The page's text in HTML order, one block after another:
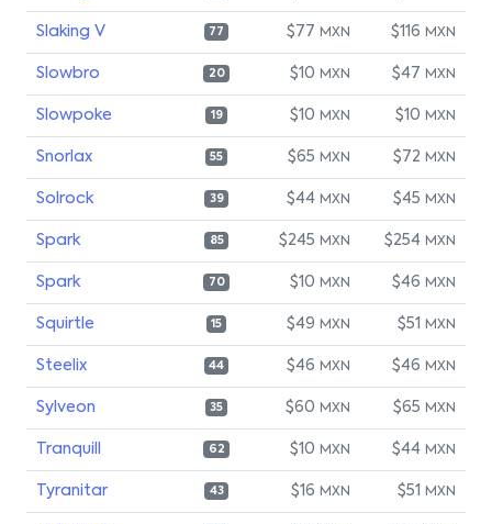
Slaking V 77 $77 MXN $116 MXN
Slowbro 20 $10 MXN $47 MXN
Slowpoke 19 $10 MXN $10 MXN
Snorlax 55 $65 MXN $72 MXN
Solrock 39 $44 MXN $45 MXN
Spark 85 $245 MXN $254 MXN
Spark 70 $10 MXN $46 MXN
Squirtle 15 $49 MXN $51 MXN
Steelix 44 $46 MXN $46 MXN
Sylveon 35 $60 MXN $65 MXN
Tranquill 62 $10 MXN $44 MXN
Tyranitar 43 $16 MXN $51 MXN